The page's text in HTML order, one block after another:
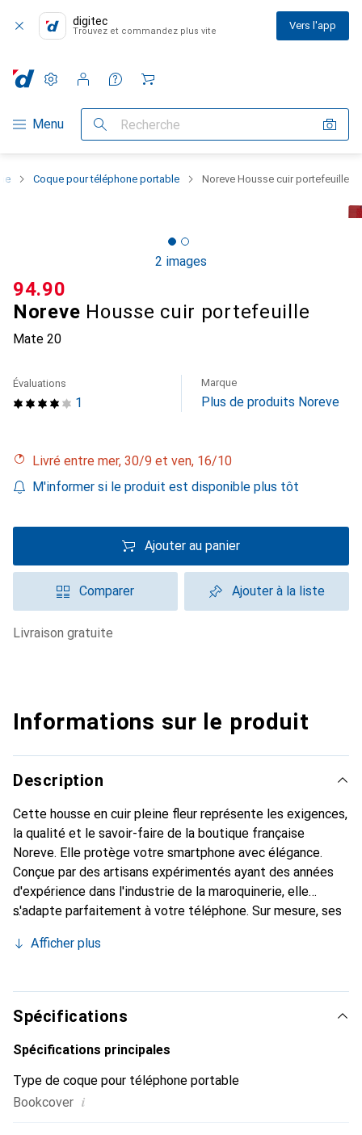
digitec
Trouvez et commandez plus vite Vers l'app
Navigation par catégorie
Menu Recherche
Paramètres
Compte client
Listes de comparaison
Listes d'envies
Panier
Coque pour téléphone portable Noreve Housse cuir portefeuille
2 images
Noreve Housse cuir portefeuille
Mate 20
CHF
94.90
1
Évaluations Marque
Plus de produits Noreve
Livré entre mer, 30/9 et ven, 16/10
M'informer si le produit est disponible plus tôt
Ajouter au panier
Comparer Ajouter à la liste
livraison gratuite
Informations sur le produit
Description
Cette housse en cuir pleine fleur représente les exigences,
la qualité et le savoir-faire de la boutique française
Noreve. Elle protège votre smartphone avec élégance.
Conçue par des artisans expérimentés ayant des années
d'expérience dans l'industrie de la maroquinerie, elle
s'adapte parfaitement à votre téléphone. Sur mesure, ses
peau. Elle devient l'accessoire chic et indispensable pour
ses produits de haute qualité, la marque Noreve est un
choix fiable pour une clientèle exigeante.
Afficher plus
Spécifications
Spécifications principales
Type de coque pour téléphone portable
Bookcover i